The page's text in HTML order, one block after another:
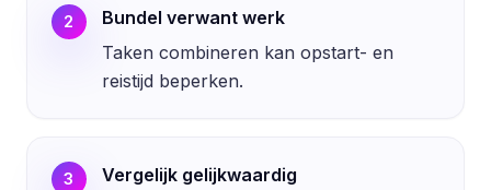
2
Bundel verwant werk
Taken combineren kan opstart- en
reistijd beperken.
3
Vergelijk gelijkwaardig